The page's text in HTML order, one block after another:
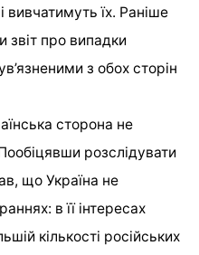
вивчатимуть їх. Раніше
звіт про випадки
з обох сторін
сторона не
розслідувати
що Україна не
в її інтересах
кількості російських